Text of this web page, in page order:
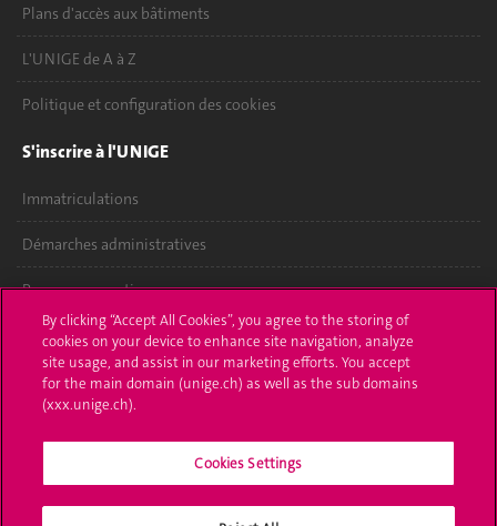
Plans d'accès aux bâtiments
L'UNIGE de A à Z
Politique et configuration des cookies
S'inscrire à l'UNIGE
Immatriculations
Démarches administratives
Poser une question
L'UNIGE vous informe
UNIGE Mobile
By clicking “Accept All Cookies”, you agree to the storing of
cookies on your device to enhance site navigation, analyze
site usage, and assist in our marketing efforts. You accept
for the main domain (unige.ch) as well as the sub domains
(xxx.unige.ch).
Cookies Settings